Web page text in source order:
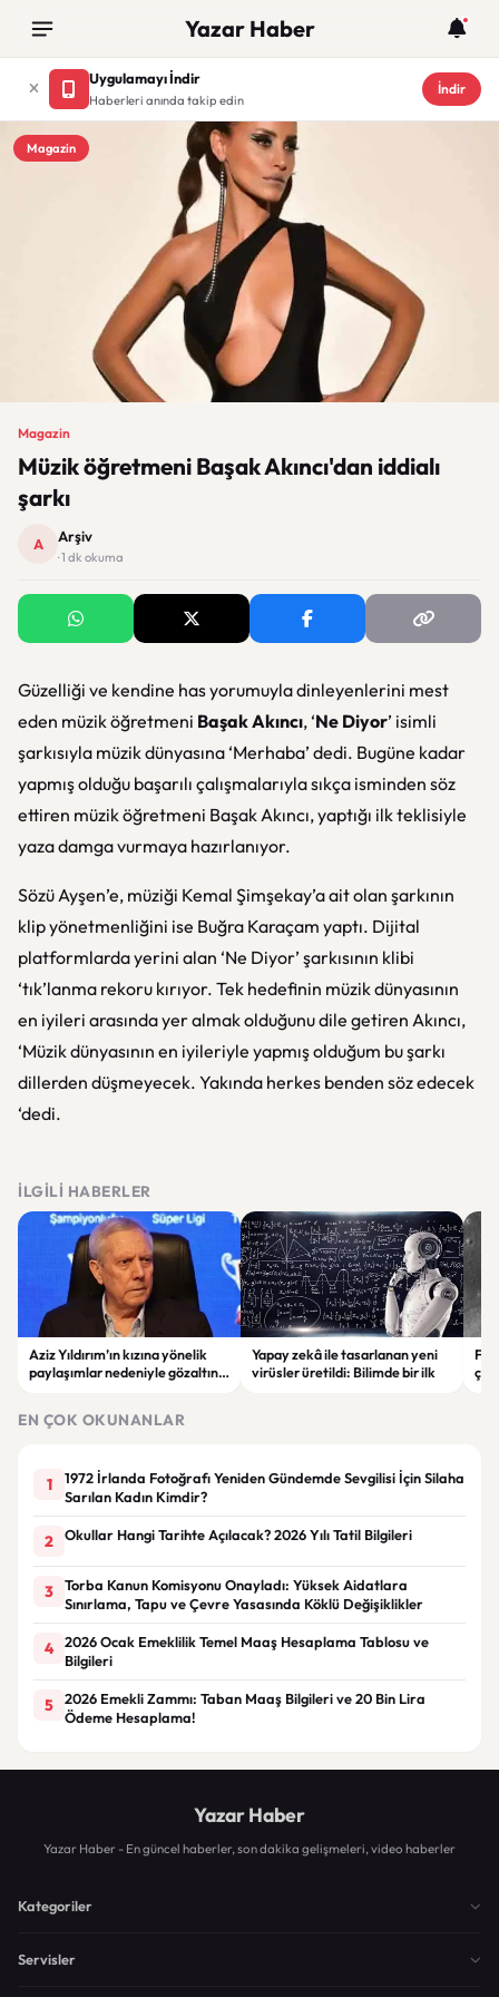
Yazar Haber
Uygulamayı İndir
Haberleri anında takip edin
İndir
Magazin
Magazin
Müzik öğretmeni Başak Akıncı'dan iddialı
şarkı
A Arşiv
· 1 dk okuma
Güzelliği ve kendine has yorumuyla dinleyenlerini mest
eden müzik öğretmeni Başak Akıncı, ‘Ne Diyor’ isimli
şarkısıyla müzik dünyasına ‘Merhaba’ dedi. Bugüne kadar
yapmış olduğu başarılı çalışmalarıyla sıkça isminden söz
ettiren müzik öğretmeni Başak Akıncı, yaptığı ilk teklisiyle
yaza damga vurmaya hazırlanıyor.
Sözü Ayşen’e, müziği Kemal Şimşekay’a ait olan şarkının
klip yönetmenliğini ise Buğra Karaçam yaptı. Dijital
platformlarda yerini alan ‘Ne Diyor’ şarkısının klibi
‘tık’lanma rekoru kırıyor. Tek hedefinin müzik dünyasının
en iyileri arasında yer almak olduğunu dile getiren Akıncı,
‘Müzik dünyasının en iyileriyle yapmış olduğum bu şarkı
dillerden düşmeyecek. Yakında herkes benden söz edecek
‘dedi.
İLGILI HABERLER
Aziz Yıldırım’ın kızına yönelik
paylaşımlar nedeniyle gözaltına
Yapay zekâ ile tasarlanan yeni
virüsler üretildi: Bilimde bir ilk
EN ÇOK OKUNANLAR
1
1972 İrlanda Fotoğrafı Yeniden Gündemde Sevgilisi İçin Silaha
Sarılan Kadın Kimdir?
2 Okullar Hangi Tarihte Açılacak? 2026 Yılı Tatil Bilgileri
3
Torba Kanun Komisyonu Onayladı: Yüksek Aidatlara
Sınırlama, Tapu ve Çevre Yasasında Köklü Değişiklikler
4
2026 Ocak Emeklilik Temel Maaş Hesaplama Tablosu ve
Bilgileri
5
2026 Emekli Zammı: Taban Maaş Bilgileri ve 20 Bin Lira
Ödeme Hesaplama!
Yazar Haber
Yazar Haber - En güncel haberler, son dakika gelişmeleri, video haberler
Kategoriler
Servisler